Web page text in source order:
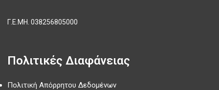
Γ.Ε.ΜΗ. 038256805000
Πολιτικές Διαφάνειας
Πολιτική Απόρρητου Δεδομένων